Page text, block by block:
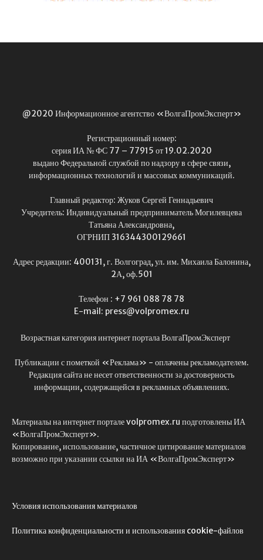
@2020 Информационное агентство «ВолгаПромЭксперт»
Регистрационный номер:
серия ИА № ФС 77 – 77915 от 19.02.2020
выдано Федеральной службой по надзору в сфере связи,
информационных технологий и массовых коммуникаций.
Главный редактор: Жуков Сергей Геннадьевич
Учредитель: Индивидуальный предприниматель Могилевцева
Татьяна Александровна,
ОГРНИП 316344300129661
Адрес редакции: 400131, г. Волгоград, ул. им. Михаила Балонина,
2А, оф.501
Телефон : +7 961 088 78 78
E-mail: press@volpromex.ru
Возрастная категория интернет портала ВолгаПромЭксперт
Публикации с пометкой «Реклама» - оплачены рекламодателем.
Редакция сайта не несет ответственности за достоверность
информации, содержащейся в рекламных объявлениях.
Материалы на интернет портале volpromex.ru подготовлены ИА
«ВолгаПромЭксперт».
Копирование, использование, частичное цитирование материалов
возможно при указании ссылки на ИА «ВолгаПромЭксперт»
Условия использования материалов
Политика конфиденциальности и использования cookie-файлов